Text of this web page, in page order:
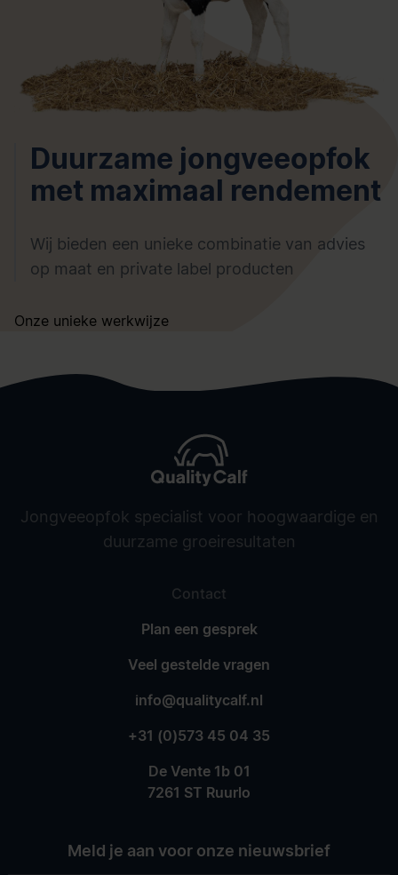
Duurzame jongveeopfok
met maximaal rendement
Wij bieden een unieke combinatie van advies
op maat en private label producten
Onze unieke werkwijze
Jongveeopfok specialist voor hoogwaardige en
duurzame groeiresultaten
Contact
Plan een gesprek
Veel gestelde vragen
info@qualitycalf.nl
+31 (0)573 45 04 35
De Vente 1b 01
7261 ST Ruurlo
Meld je aan voor onze nieuwsbrief